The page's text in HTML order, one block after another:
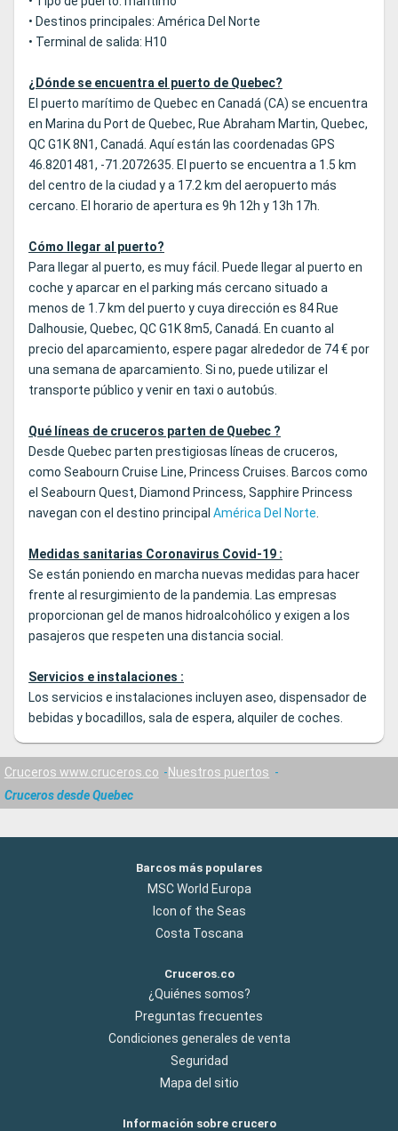
• Destinos principales: América Del Norte
• Terminal de salida: H10
¿Dónde se encuentra el puerto de Quebec?
El puerto marítimo de Quebec en Canadá (CA) se encuentra
en Marina du Port de Quebec, Rue Abraham Martin, Quebec,
QC G1K 8N1, Canadá. Aquí están las coordenadas GPS
46.8201481, -71.2072635. El puerto se encuentra a 1.5 km
del centro de la ciudad y a 17.2 km del aeropuerto más
cercano. El horario de apertura es 9h 12h y 13h 17h.
Cómo llegar al puerto?
Para llegar al puerto, es muy fácil. Puede llegar al puerto en
coche y aparcar en el parking más cercano situado a
menos de 1.7 km del puerto y cuya dirección es 84 Rue
Dalhousie, Quebec, QC G1K 8m5, Canadá. En cuanto al
precio del aparcamiento, espere pagar alrededor de 74 € por
una semana de aparcamiento. Si no, puede utilizar el
transporte público y venir en taxi o autobús.
Qué líneas de cruceros parten de Quebec ?
Desde Quebec parten prestigiosas líneas de cruceros,
como Seabourn Cruise Line, Princess Cruises. Barcos como
el Seabourn Quest, Diamond Princess, Sapphire Princess
navegan con el destino principal América Del Norte.
Medidas sanitarias Coronavirus Covid-19 :
Se están poniendo en marcha nuevas medidas para hacer
frente al resurgimiento de la pandemia. Las empresas
proporcionan gel de manos hidroalcohólico y exigen a los
pasajeros que respeten una distancia social.
Servicios e instalaciones :
Los servicios e instalaciones incluyen aseo, dispensador de
bebidas y bocadillos, sala de espera, alquiler de coches.
Cruceros www.cruceros.co
Nuestros puertos
Cruceros desde Quebec
Barcos más populares
MSC World Europa
Icon of the Seas
Costa Toscana
Cruceros.co
¿Quiénes somos?
Preguntas frecuentes
Condiciones generales de venta
Seguridad
Mapa del sitio
Información sobre crucero